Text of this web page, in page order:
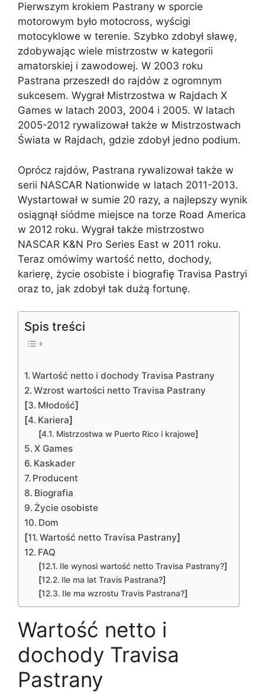
Pierwszym krokiem Pastrany w sporcie
motorowym było motocross, wyścigi
motocyklowe w terenie. Szybko zdobył sławę,
zdobywając wiele mistrzostw w kategorii
amatorskiej i zawodowej. W 2003 roku
Pastrana przeszedł do rajdów z ogromnym
sukcesem. Wygrał Mistrzostwa w Rajdach X
Games w latach 2003, 2004 i 2005. W latach
2005-2012 rywalizował także w Mistrzostwach
Świata w Rajdach, gdzie zdobył jedno podium.
Oprócz rajdów, Pastrana rywalizował także w
serii NASCAR Nationwide w latach 2011-2013.
Wystartował w sumie 20 razy, a najlepszy wynik
osiągnął siódme miejsce na torze Road America
w 2012 roku. Wygrał także mistrzostwo
NASCAR K&N Pro Series East w 2011 roku.
Teraz omówimy wartość netto, dochody,
karierę, życie osobiste i biografię Travisa Pastryi
oraz to, jak zdobył tak dużą fortunę.
Spis treści
Wartość netto i dochody Travisa Pastrany
Wzrost wartości netto Travisa Pastrany
[ Młodość]
[
Kariera]
[ Mistrzostwa w Puerto Rico i krajowe]
X Games
Kaskader
Producent
Biografia
Życie osobiste
Dom
[ Wartość netto Travisa Pastrany]
FAQ
[ Ile wynosi wartość netto Travisa Pastrany?]
[
Ile ma lat Travis Pastrana?]
[
Ile ma wzrostu Travis Pastrana?]
Wartość netto i
dochody Travisa
Pastrany